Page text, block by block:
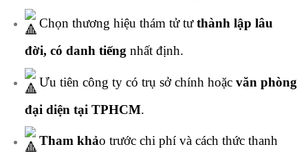
Chọn thương hiệu thám tử tưthành lập lâu
đời, có danh tiếng nhất định.
Ưu tiên công ty có trụ sở chính hoặc văn phòng
đại diện tại TPHCM.
Tham khảo trước chi phí và cách thức thanh